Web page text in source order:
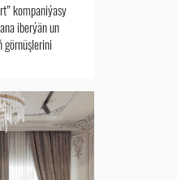
kompaniýasy
iberýän un
görnüşlerini